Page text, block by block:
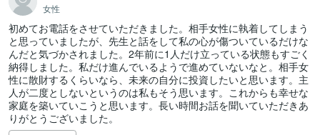
女性
初めてお電話をさせていただきました。相手女性に執着してしまう
と思っていましたが、先生と話をして私の心が傷ついているだけな
んだと気づかされました。2年前に1人だけ立っている状態もすごく
納得しました。私だけ進んでいるようで進めていないなと。相手女
性に散財するくらいなら、未来の自分に投資したいと思います。主
人が二度としないというのは私もそう思います。これからも幸せな
家庭を築いていこうと思います。長い時間お話を聞いていただきあ
りがとうございました。